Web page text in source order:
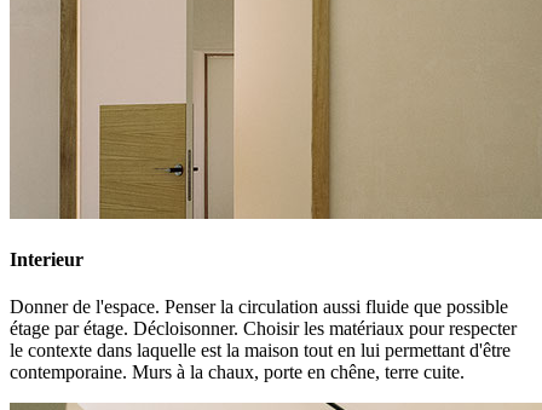
Interieur
Donner de l'espace. Penser la circulation aussi fluide que possible
étage par étage. Décloisonner. Choisir les matériaux pour respecter
le contexte dans laquelle est la maison tout en lui permettant d'être
contemporaine. Murs à la chaux, porte en chêne, terre cuite.